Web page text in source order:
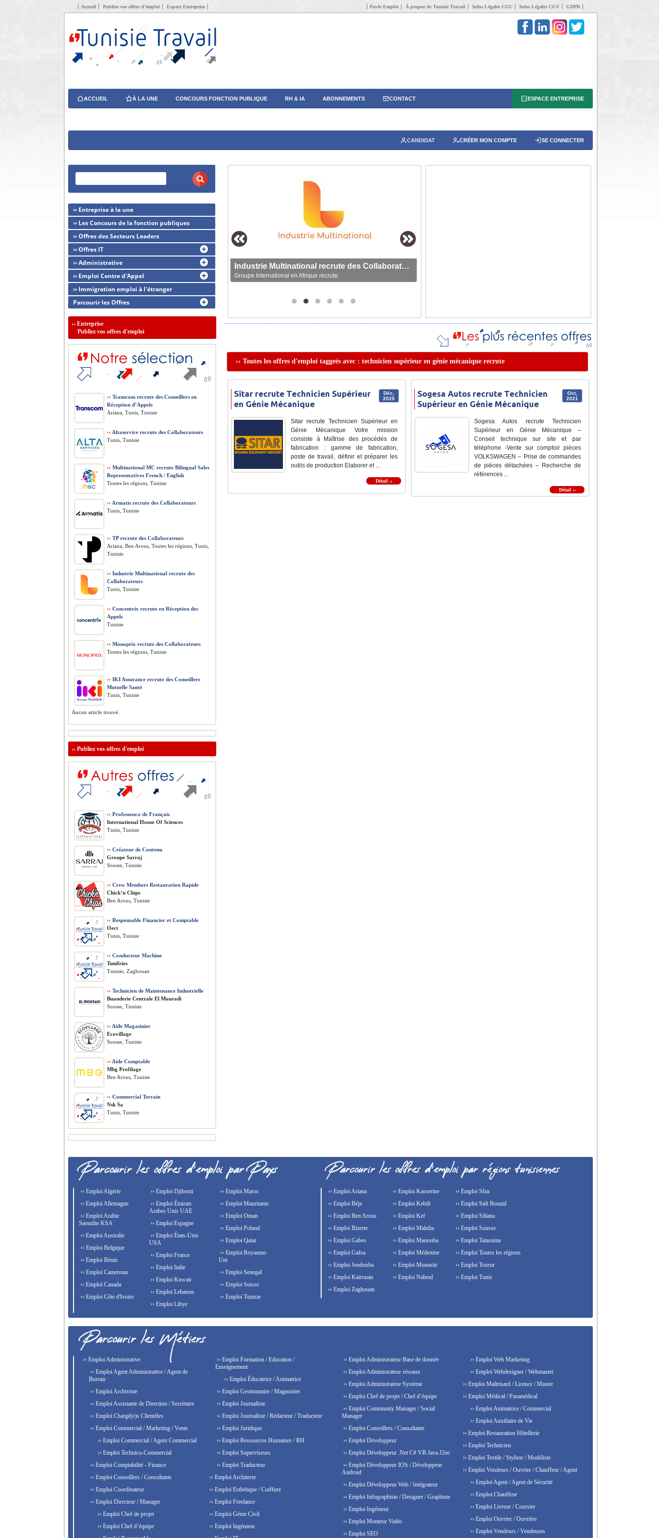
Accueil Publiez vos offres d’emploi Espace Entreprise Pavée Emploi À propos de Tunisie Travail Infos Légales CGU Infos Légales CGV GDPR
ACCUEIL À LA UNE CONCOURS FONCTION PUBLIQUE RH & IA ABONNEMENTS CONTACT ESPACE ENTREPRISE
CANDIDAT CRÉER MON COMPTE SE CONNECTER
Industrie Multinational recrute des Collaborateurs
Groupe International en Afrique recrute.
›› Toutes les offres d'emploi taggeés avec : technicien supérieur en génie mécanique recrute
Déc,
2025
Sitar recrute Technicien Supérieur
en Génie Mécanique
Sitar recrute Technicien Supérieur en
Génie Mécanique Votre mission
consiste à Maîtrise des procédés de
fabrication : gamme de fabrication,
poste de travail, définir et préparer les
outils de production Elaborer et ...
Détail ››
Oct,
2021
Sogesa Autos recrute Technicien
Supérieur en Génie Mécanique
Sogesa Autos recrute Technicien
Supérieur en Génie Mécanique –
Conseil technique sur site et par
téléphone -Vente sur comptoir pièces
VOLKSWAGEN – Prise de commandes
de pièces détachées – Recherche de
références ...
Détail ››
›› Entreprise à la une
›› Les Concours de la fonction publiques
›› Offres des Secteurs Leaders
›› Offres IT
›› Administrative
›› Emploi Centre d'Appel
›› Immigration emploi à l'étranger
Parcourir les Offres
›› Entreprise
Publiez vos offres d'emploi
›› Transcom recrute des Conseillers en
Réception d’Appels
Ariana, Tunis, Tunisie
›› Altaservice recrute des Collaborateurs
Tunis, Tunisie
›› Multinational MC recrute Bilingual Sales
Representatives French / English
Toutes les régions, Tunisie
›› Armatis recrute des Collaborateurs
Tunis, Tunisie
›› TP recrute des Collaborateurs
Ariana, Ben Arous, Toutes les régions, Tunis,
Tunisie
›› Industrie Multinational recrute des
Collaborateurs
Tunis, Tunisie
›› Concentrix recrute en Réception des
Appels
Tunisie
›› Monoprix recrute des Collaborateurs
Toutes les régions, Tunisie
›› IKI Assurance recrute des Conseillers
Mutuelle Santé
Tunis, Tunisie
Aucun article trouvé.
›› Publiez vos offres d'emploi
›› Professeur.e de Français
International House Of Sciences
Tunis, Tunisie
›› Créateur de Contenu
Groupe Sarraj
Sousse, Tunisie
›› Crew Members Restauration Rapide
Chick’n Chips
Ben Arous, Tunisie
›› Responsable Financier et Comptable
Oect
Tunis, Tunisie
›› Conducteur Machine
Tunifries
Tunisie, Zaghouan
›› Technicien de Maintenance Industrielle
Buanderie Centrale El Mouradi
Sousse, Tunisie
›› Aide Magasinier
Ecovillage
Sousse, Tunisie
›› Aide Comptable
Mbg Profilage
Ben Arous, Tunisie
›› Commercial Terrain
Nsk Sa
Tunis, Tunisie
›› Emploi Algérie
›› Emploi Allemagne
›› Emploi Arabie
Saoudite KSA
›› Emploi Australie
›› Emploi Belgique
›› Emploi Bénin
›› Emploi Cameroun
›› Emploi Canada
›› Emploi Côte d'Ivoire
›› Emploi Djibouti
›› Emploi Émirats
Arabes Unis UAE
›› Emploi Espagne
›› Emploi États-Unis
USA
›› Emploi France
›› Emploi Italie
›› Emploi Kuwait
›› Emploi Lebanon
›› Emploi Libye
›› Emploi Maroc
›› Emploi Mauritanie
›› Emploi Oman
›› Emploi Poland
›› Emploi Qatar
›› Emploi Royaume-
Uni
›› Emploi Senegal
›› Emploi Suisse
›› Emploi Tunisie
›› Emploi Ariana
›› Emploi Béja
›› Emploi Ben Arous
›› Emploi Bizerte
›› Emploi Gabes
›› Emploi Gafsa
›› Emploi Jendouba
›› Emploi Kairouan
›› Emploi Kasserine
›› Emploi Kebili
›› Emploi Kef
›› Emploi Mahdia
›› Emploi Manouba
›› Emploi Médenine
›› Emploi Monastir
›› Emploi Nabeul
›› Emploi Sfax
›› Emploi Sidi Bouzid
›› Emploi Siliana
›› Emploi Sousse
›› Emploi Tataouine
›› Emploi Toutes les régions
›› Emploi Tozeur
›› Emploi Tunis
›› Emploi Zaghouan
›› Emploi Administrative
›› Emploi Agent Administrative / Agent de
Bureau
›› Emploi Archiviste
›› Emploi Assistante de Direction / Secrétaire
›› Emploi Chargé(e)s Clientèles
›› Emploi Commercial / Marketing / Vente
›› Emploi Commercial / Agent Commercial
›› Emploi Technico-Commercial
›› Emploi Comptabilité - Finance
›› Emploi Conseillers / Consultants
›› Emploi Coordinateur
›› Emploi Directeur / Manager
›› Emploi Chef de projet
›› Emploi Chef d’équipe
›› Emploi Formation / Education /
Enseignement
›› Emploi Éducatrice / Animatrice
›› Emploi Gestionnaire / Magasinier
›› Emploi Journaliste
›› Emploi Journaliste / Rédacteur / Traducteur
›› Emploi Juridique
›› Emploi Ressources Humaines / RH
›› Emploi Superviseurs
›› Emploi Traducteur
›› Emploi Architecte
›› Emploi Esthétique / Coiffure
›› Emploi Freelance
›› Emploi Génie Civil
›› Emploi Ingénieur
›› Emploi Administrateur Base de donnée
›› Emploi Administrateur réseaux
›› Emploi Administrateur Système
›› Emploi Chef de projet / Chef d’équipe
›› Emploi Community Manager / Social
Manager
›› Emploi Conseillers / Consultants
›› Emploi Développeur
›› Emploi Développeur .Net C# VB Java J2ee
›› Emploi Développeur IOS / Développeur
Android
›› Emploi Développeur Web / Intégrateur
›› Emploi Infographiste / Designer / Graphiste
›› Emploi Ingénieur
›› Emploi Monteur Vidéo
›› Emploi SEO
›› Emploi Web Marketing
›› Emploi Webdesigner / Webmaster
›› Emploi Maîtrisard / Licence / Master
›› Emploi Médical / Paramédical
›› Emploi Animatrice / Commercial
›› Emploi Auxiliaire de Vie
›› Emploi Restauration Hôtellerie
›› Emploi Technicien
›› Emploi Textile / Styliste / Modéliste
›› Emploi Vendeurs / Ouvrier / Chauffeur / Agent
›› Emploi Agent / Agent de Sécurité
›› Emploi Chauffeur
›› Emploi Livreur / Coursier
›› Emploi Ouvrier / Ouvrière
›› Emploi Vendeurs / Vendeuses